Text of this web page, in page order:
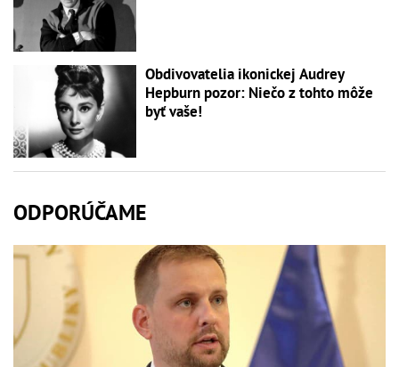
Obdivovatelia ikonickej Audrey
Hepburn pozor: Niečo z tohto môže
byť vaše!
ODPORÚČAME